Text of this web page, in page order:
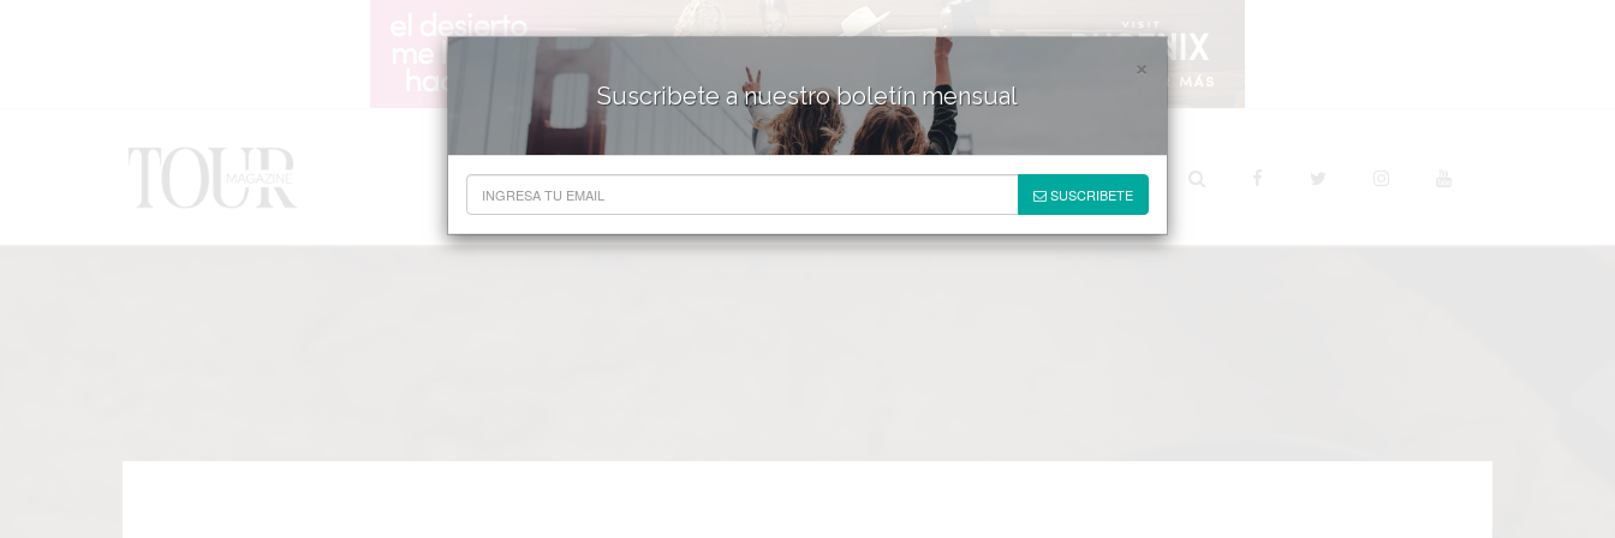
HOTELES & RESORTS DESTINOS
×
Suscribete a nuestro boletín mensual
SUSCRIBETE